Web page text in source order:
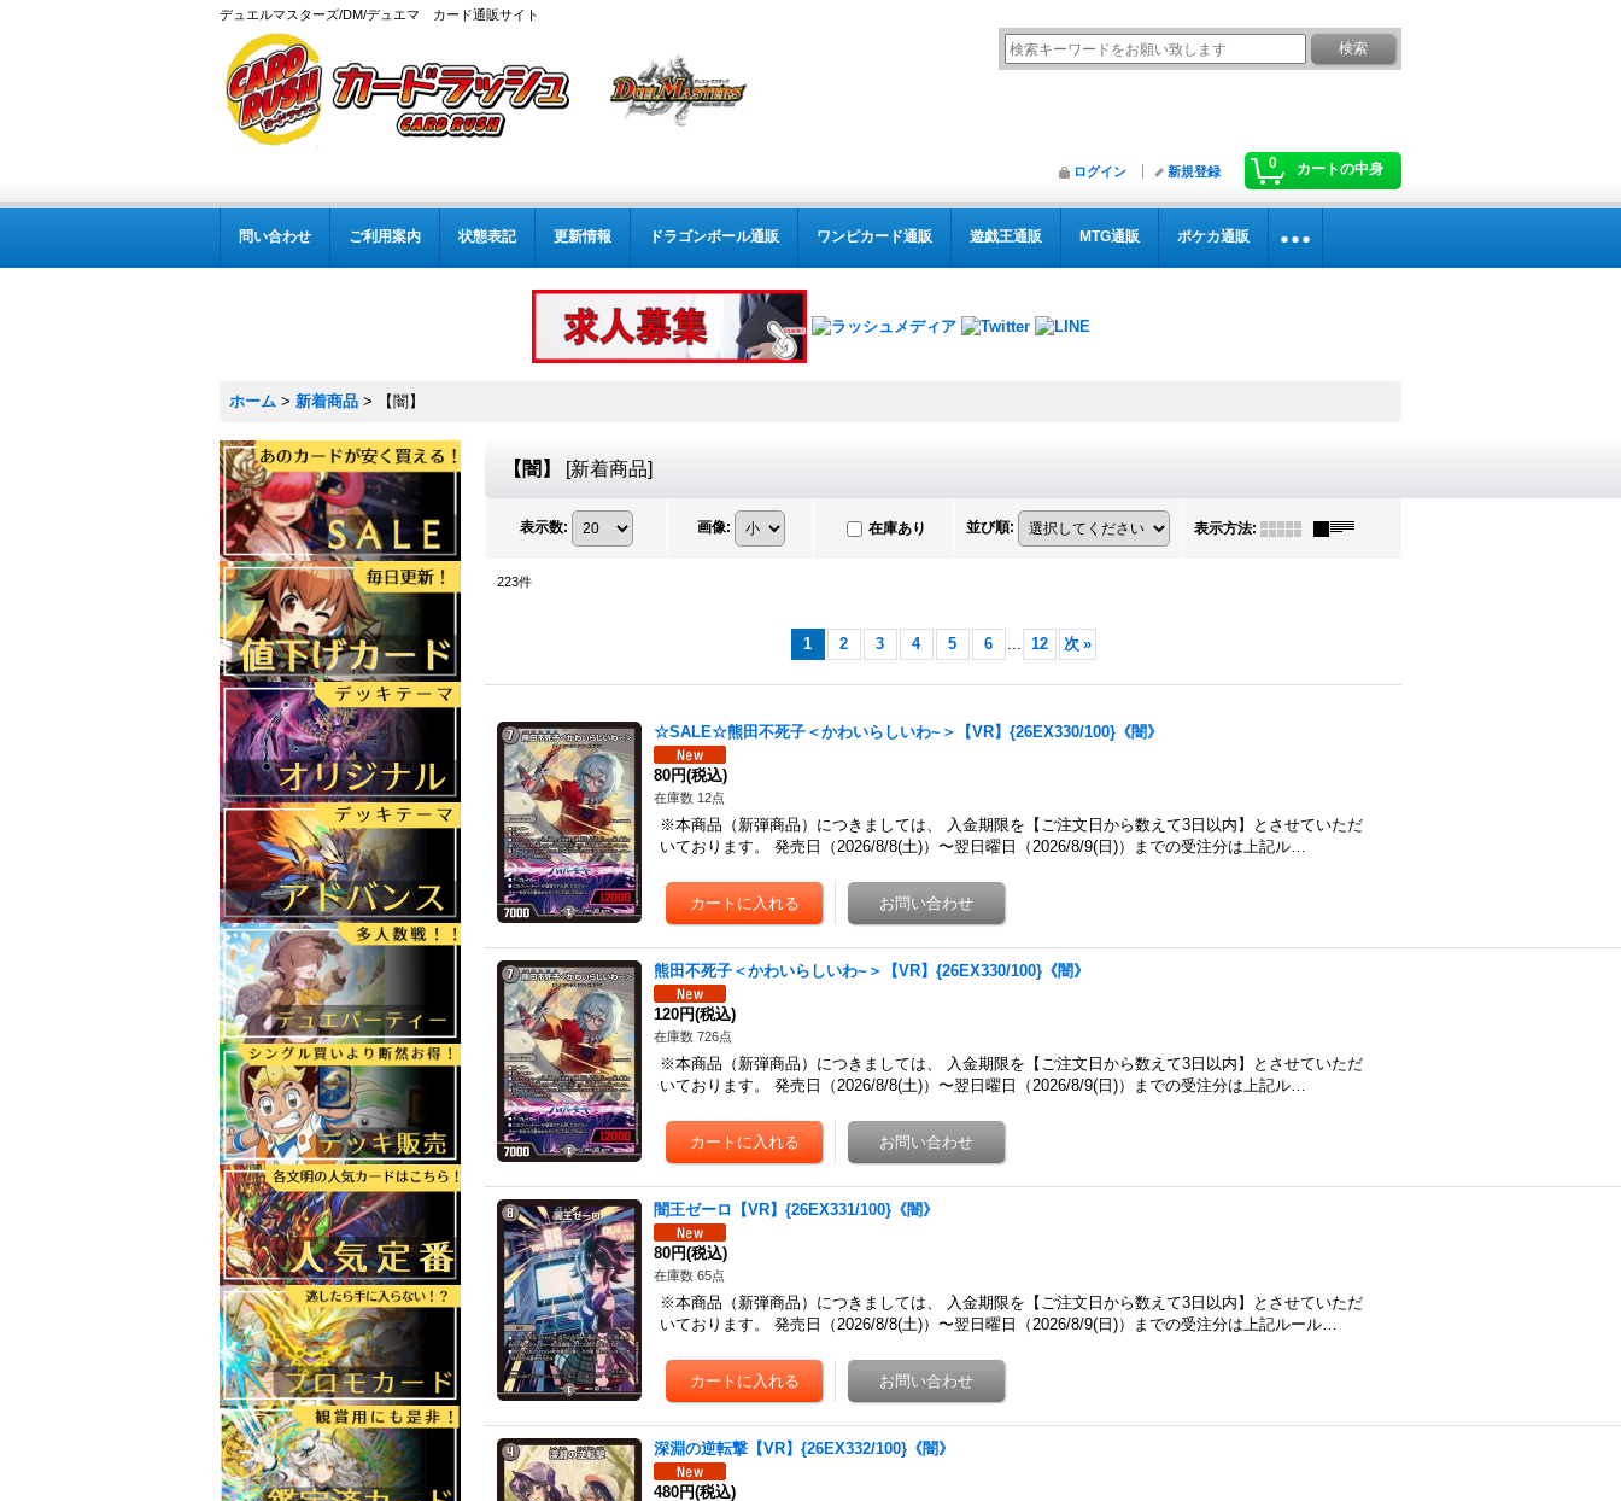
デュエルマスターズ/DM/デュエマ カード通販サイト
0 カートの中身
ログイン 新規登録
問い合わせ ご利用案内 状態表記 更新情報 ドラゴンボール通販 ワンピカード通販 遊戯王通販 MTG通販 ポケカ通販
ホーム > 新着商品 > 【闇】
【闇】 [新着商品]
表示数: 画像: 在庫あり 並び順: 表示方法:
223件
1 2 3 4 5 6 ... 12 次 »
☆SALE☆熊田不死子＜かわいらしいわ~＞【VR】{26EX330/100}《闇》
80円(税込)
在庫数 12点
※本商品（新弾商品）につきましては、 入金期限を【ご注文日から数えて3日以内】とさせていただ
いております。 発売日（2026/8/8(土)）〜翌日曜日（2026/8/9(日)）までの受注分は上記ル…
熊田不死子＜かわいらしいわ~＞【VR】{26EX330/100}《闇》
120円(税込)
在庫数 726点
※本商品（新弾商品）につきましては、 入金期限を【ご注文日から数えて3日以内】とさせていただ
いております。 発売日（2026/8/8(土)）〜翌日曜日（2026/8/9(日)）までの受注分は上記ル…
闇王ゼーロ【VR】{26EX331/100}《闇》
80円(税込)
在庫数 65点
※本商品（新弾商品）につきましては、 入金期限を【ご注文日から数えて3日以内】とさせていただ
いております。 発売日（2026/8/8(土)）〜翌日曜日（2026/8/9(日)）までの受注分は上記ルール…
深淵の逆転撃【VR】{26EX332/100}《闇》
480円(税込)